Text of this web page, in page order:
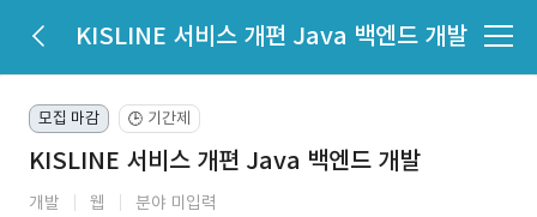
KISLINE 서비스 개편 Java 백엔드 개발
모집 마감 🕒 기간제
KISLINE 서비스 개편 Java 백엔드 개발
개발 웹 분야 미입력